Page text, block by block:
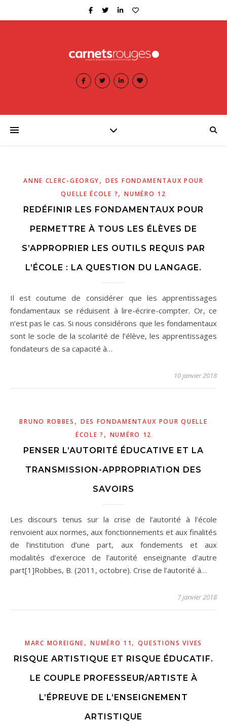
ANNE CLERC-GEORGY,DES FONDAMENTAUX POUR
QUELLE ÉCOLE ?,NUMÉRO 12
REDÉFINIR LES FONDAMENTAUX POUR
PERMETTRE À TOUS LES ÉLÈVES DE
S’APPROPRIER LES OUTILS REQUIS PAR
L’ÉCOLE : LA QUESTION DU LANGAGE.
Il est coutume de considérer que les apprentissages
fondamentaux se réduisent à lire-écrire-compter. Or, ce
n’est pas le cas. Si nous considérons que les fondamentaux
sont le socle de la scolarité de l’élève, les apprentissages
fondateurs de sa capacité à…
10 janvier 2018
BRUNO ROBBES , DES FONDAMENTAUX POUR QUELLE
ÉCOLE ? , NUMÉRO 12
PENSER L’AUTORITÉ ÉDUCATIVE ET LA
TRANSMISSION-APPROPRIATION DES
SAVOIRS
Les discours tenus sur la crise de l’autorité à l’école
renvoient aux normes, aux fonctionnements et aux finalités
de l’institution d’une part, aux fondements et aux
modalités d’exercice de l’autorité enseignante d’autre
part[1]Robbes, B. (2011, octobre). Crise de l’autorité à…
7 janvier 2018
MARC MOREIGNE,NUMÉRO 11,QUESTIONS VIVES
RISQUE ARTISTIQUE ET RISQUE ÉDUCATIF.
LE COUPLE PROFESSEUR/ARTISTE À
L’ÉPREUVE DE L’ENSEIGNEMENT
ARTISTIQUE